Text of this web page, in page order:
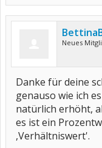
Neues
Danke für deine
genauso wie ich
natürlich erhöht,
es ist ein
,Verhältniswert'.